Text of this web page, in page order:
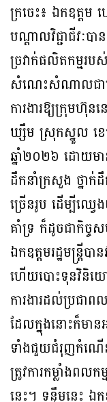
ក្រចេះ៖ ឯកឧត្តម
បណ្តាលវិជ្ជាជីវៈប
ច្រវាក់ផលិតកម្ម
សំណេះសំណាលជាមួ
ការងារឱ្យក្រុមហ៊ុ
ឃ្សឹម ស្រុកស្នួល ខេ
ឆ្នាំ២០២៦ ដោយម
ដឹកនាំក្រសួង ថ្នាក់
ច្រើនរូប ដើម្បីឈ្វ
គាំទ្រ ក៏ដូចជាកិច្ច
ឯកឧត្តមរដ្ឋមន្ត្រីប
ហើយបោះទុនវិនិយ
ការងារដល់ប្រជាព
ដែលក្នុងនោះក៏មា
ទាំងជួយជំរុញកំណើ
ត្រូវការកម្លាំងពល
នេះ។ ទន្ទឹមនេះ